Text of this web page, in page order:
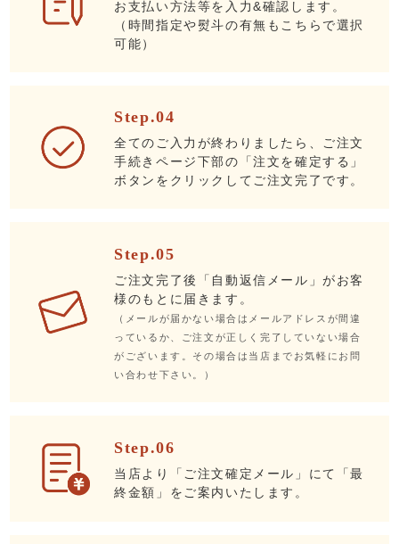
お支払い方法等を入力&確認します。
（時間指定や熨斗の有無もこちらで選択
可能）
Step.04
全てのご入力が終わりましたら、ご注文
手続きページ下部の「注文を確定する」
ボタンをクリックしてご注文完了です。
Step.05
ご注文完了後「自動返信メール」がお客
様のもとに届きます。
（メールが届かない場合はメールアドレスが間違
っているか、ご注文が正しく完了していない場合
がございます。その場合は当店までお気軽にお問
い合わせ下さい。）
Step.06
当店より「ご注文確定メール」にて「最
終金額」をご案内いたします。